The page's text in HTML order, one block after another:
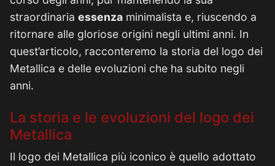
straordinaria essenza minimalista e, riuscendo a
ritornare alle gloriose origini negli ultimi anni. In
quest’articolo, racconteremo la storia del logo dei
Metallica e delle evoluzioni che ha subito negli
anni.
La storia e le evoluzioni del logo dei
Metallica
Il logo dei Metallica più iconico è quello adottato